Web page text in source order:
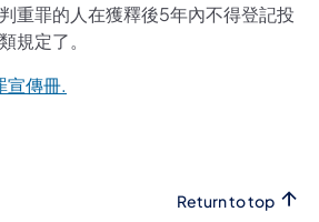
重罪的人在獲釋後5年內不得登記投
規定了。
宣傳冊.
Return to top